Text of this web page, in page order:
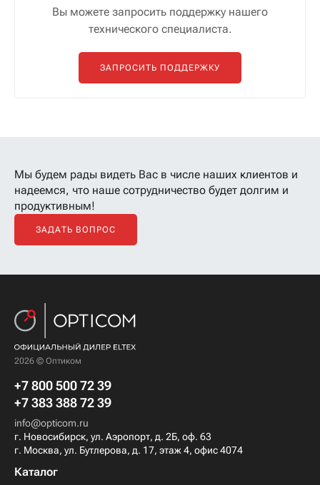
Вы можете запросить поддержку нашего
технического специалиста.
ЗАПРОСИТЬ ПОДДЕРЖКУ
Мы будем рады видеть Вас в числе наших клиентов и
надеемся, что наше сотрудничество будет долгим и
продуктивным!
ЗАДАТЬ ВОПРОС
2026 © Оптиком
+7 800 500 72 39
+7 383 388 72 39
info@opticom.ru
г. Новосибирск, ул. Аэропорт, д. 2Б, оф. 63
г. Москва, ул. Бутлерова, д. 17, этаж 4, офис 4074
Каталог